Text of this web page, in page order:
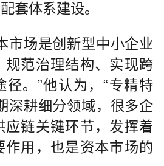
套体系建设。
场是创新型中小企业
规范治理结构、实现跨
径。”他认为，“专精特
深耕细分领域，很多企
应链关键环节，发挥着
作用，也是资本市场的